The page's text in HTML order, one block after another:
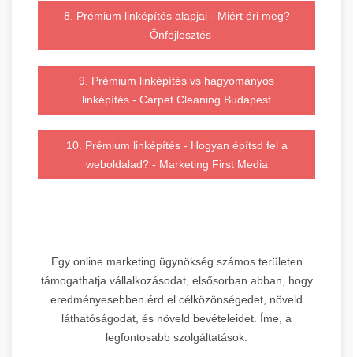
8. Prémium linképítés alapjai - Miért éri meg?
- Önfejlesztés
9. Prémium linképítés vs hagyományos
linképítés - Carpet Cleaning Budapest
10. Prémium linképítés - Hogyan építsd fel a
weboldalad? - Marketing First Media
Egy online marketing ügynökség számos területen
támogathatja vállalkozásodat, elsősorban abban, hogy
eredményesebben érd el célközönségedet, növeld
láthatóságodat, és növeld bevételeidet. Íme, a
legfontosabb szolgáltatások: